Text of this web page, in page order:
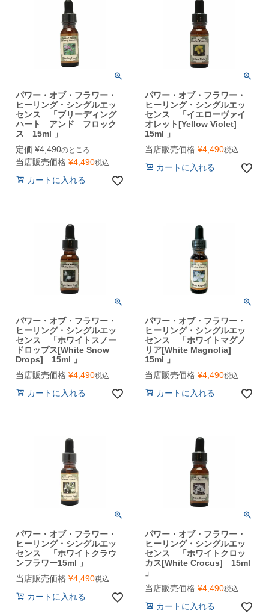
パワー・オブ・フラワー・
ヒーリング・シングルエッ
センス 「ブリーディング
ハート アンド フロック
ス 15ml 」
定価 ¥4,490のところ
当店販売価格 ¥4,490税込
カートに入れる
パワー・オブ・フラワー・
ヒーリング・シングルエッ
センス 「イエローヴァイ
オレット[Yellow Violet]
15ml 」
当店販売価格 ¥4,490税込
カートに入れる
パワー・オブ・フラワー・
ヒーリング・シングルエッ
センス 「ホワイトスノー
ドロップス[White Snow
Drops] 15ml 」
当店販売価格 ¥4,490税込
カートに入れる
パワー・オブ・フラワー・
ヒーリング・シングルエッ
センス 「ホワイトマグノ
リア[White Magnolia]
15ml 」
当店販売価格 ¥4,490税込
カートに入れる
パワー・オブ・フラワー・
ヒーリング・シングルエッ
センス 「ホワイトクラウ
ンフラワー15ml 」
当店販売価格 ¥4,490税込
カートに入れる
パワー・オブ・フラワー・
ヒーリング・シングルエッ
センス 「ホワイトクロッ
カス[White Crocus] 15ml
」
当店販売価格 ¥4,490税込
カートに入れる